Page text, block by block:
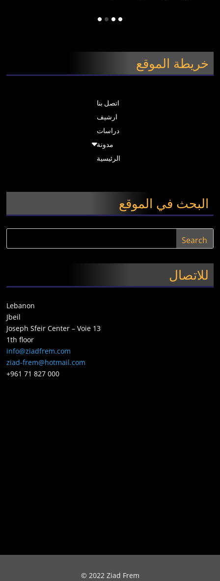
خريطة الموقع
اتصل بنا
ارشيف
دراسات
مدونة
الرئيسية
البحث في الموقع
للاتصال
Lebanon
Jbeil
Joseph Sfeir Center – Voie 13
1th floor
info@ziadfrem.com
ziad-frem@hotmail.com
+961 71 827 000
© 2022 Ziad Frem